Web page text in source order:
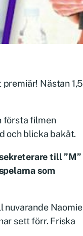
premiär! Nästan 1,5
första filmen
och blicka bakåt.
till ”M”
som
nuvarande Naomie
sett förr. Friska